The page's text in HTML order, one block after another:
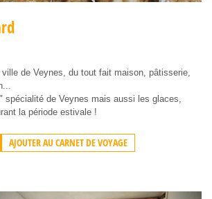
ville de Veynes, du tout fait maison, pâtisserie,
spécialité de Veynes mais aussi les glaces,
la période estivale !
AJOUTER AU CARNET DE VOYAGE